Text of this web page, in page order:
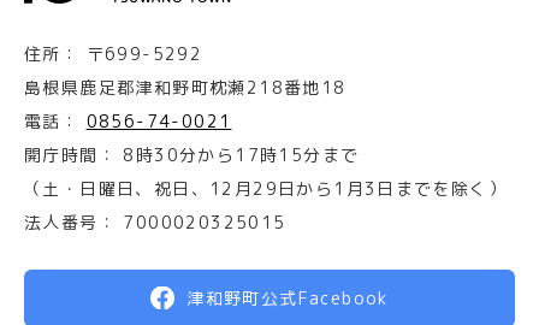
住所：
〒699-5292
島根県鹿足郡津和野町枕瀬218番地18
電話：
0856-74-0021
開庁時間：
8時30分から17時15分まで
（土・日曜日、祝日、12月29日から1月3日までを除く）
法人番号：
7000020325015
津和野町公式Facebook